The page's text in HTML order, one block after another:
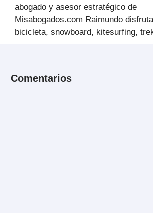
abogado y asesor estratégico de
Misabogados.com Raimundo
bicicleta, snowboard, kitesurfing,
Comentarios